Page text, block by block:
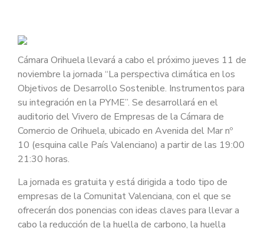
Cámara Orihuela llevará a cabo el próximo jueves 11 de
noviembre la jornada “La perspectiva climática en los
Objetivos de Desarrollo Sostenible. Instrumentos para
su integración en la PYME”. Se desarrollará en el
auditorio del Vivero de Empresas de la Cámara de
Comercio de Orihuela, ubicado en Avenida del Mar nº
10 (esquina calle País Valenciano) a partir de las 19:00
21:30 horas.
La jornada es gratuita y está dirigida a todo tipo de
empresas de la Comunitat Valenciana, con el que se
ofrecerán dos ponencias con ideas claves para llevar a
cabo la reducción de la huella de carbono, la huella